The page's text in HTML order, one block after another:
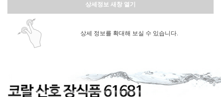
상세정보 새창 열기
상세 정보를 확대해 보실 수 있습니다.